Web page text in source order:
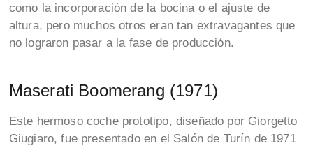
como la incorporación de la bocina o el ajuste de
altura, pero muchos otros eran tan extravagantes que
no lograron pasar a la fase de producción.
Maserati Boomerang (1971)
Este hermoso coche prototipo, diseñado por Giorgetto
Giugiaro, fue presentado en el Salón de Turín de 1971